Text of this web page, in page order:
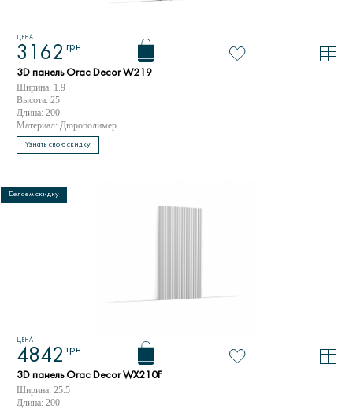
ЦЕНА
3162 грн
3D панель Orac Decor W219
Ширина: 1.9
Высота: 25
Длина: 200
Материал: Дюрополимер
Узнать свою скидку
ЦЕНА
4842 грн
3D панель Orac Decor WX210F
Ширина: 25.5
Длина: 200
Делаем скидку